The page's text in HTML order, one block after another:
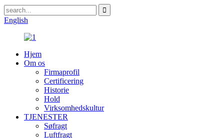
English
Hjem
Om os
Firmaprofil
Certificering
Historie
Hold
Virksomhedskultur
TJENESTER
Søfragt
Luftfragt